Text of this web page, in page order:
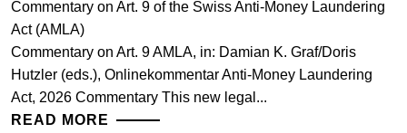
Commentary on Art. 9 of the Swiss Anti-Money Laundering
Act (AMLA)
Commentary on Art. 9 AMLA, in: Damian K. Graf/Doris
Hutzler (eds.), Onlinekommentar Anti-Money Laundering
Act, 2026 Commentary This new legal...
READ MORE